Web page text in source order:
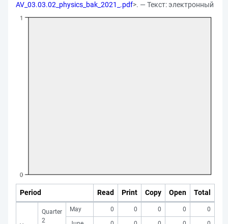
AV_03.03.02_physics_bak_2021_.pdf>. — Текст: электронный
Period Read Print Copy Open Total
Quarter
2
May 0 0 0 0
0